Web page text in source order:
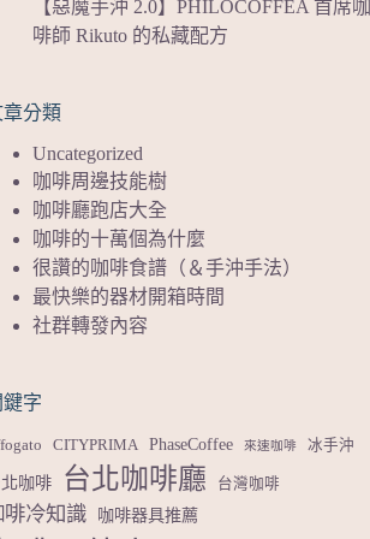
【惡魔手沖 2.0】PHILOCOFFEA 首席咖
啡師 Rikuto 的私藏配方
分類
Uncategorized
咖啡周邊技能樹
咖啡廳跑店大全
咖啡的十萬個為什麼
很讚的咖啡食譜（＆手沖手法）
最快樂的器材開箱時間
社群轉發內容
字
CITYPRIMA PhaseCoffee 來速咖啡 冰手沖
咖啡 台北咖啡廳 台灣咖啡
啡冷知識 咖啡器具推薦